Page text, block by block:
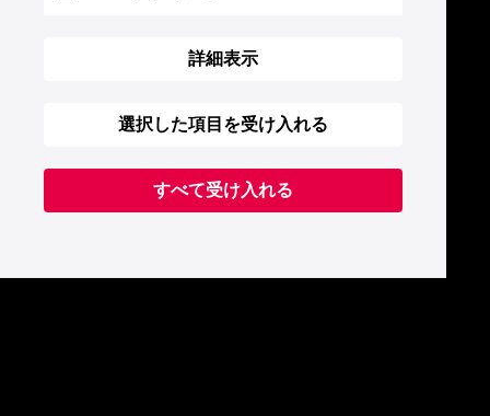
詳細表示
選択した項目を受け入れる
すべて受け入れる